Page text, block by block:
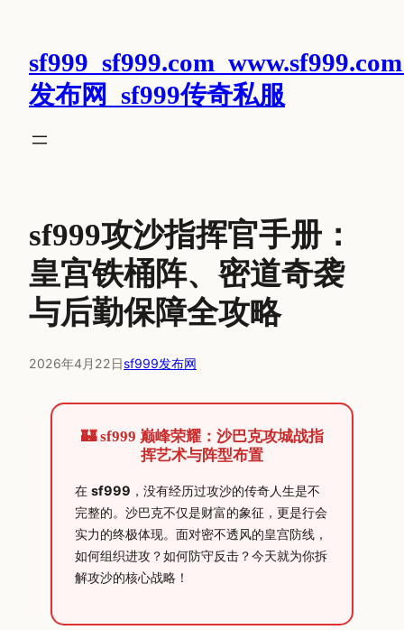
发布网_sf999传奇私服
sf999攻沙指挥官手册：
皇宫铁桶阵、密道奇袭
与后勤保障全攻略
2026年4月22日sf999发布网
🏰 sf999 巅峰荣耀：沙巴克攻城战指
挥艺术与阵型布置
在 sf999 ，没有经历过攻沙的传奇人生是不
完整的。沙巴克不仅是财富的象征，更是行会
实力的终极体现。面对密不透风的皇宫防线，
如何组织进攻？如何防守反击？今天就为你拆
解攻沙的核心战略！